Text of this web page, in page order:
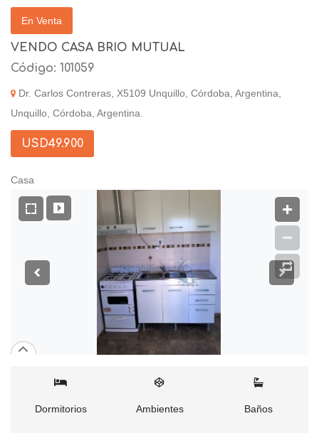
En Venta
VENDO CASA BRIO MUTUAL
Código: 101059
Dr. Carlos Contreras, X5109 Unquillo, Córdoba, Argentina,
Unquillo, Córdoba, Argentina.
USD49.900
Casa
Dormitorios Ambientes Baños